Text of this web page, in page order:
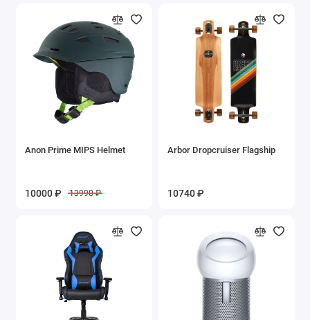
Anon Prime MIPS Helmet
10000 ₽ 13990 ₽
Arbor Dropcruiser Flagship
10740 ₽